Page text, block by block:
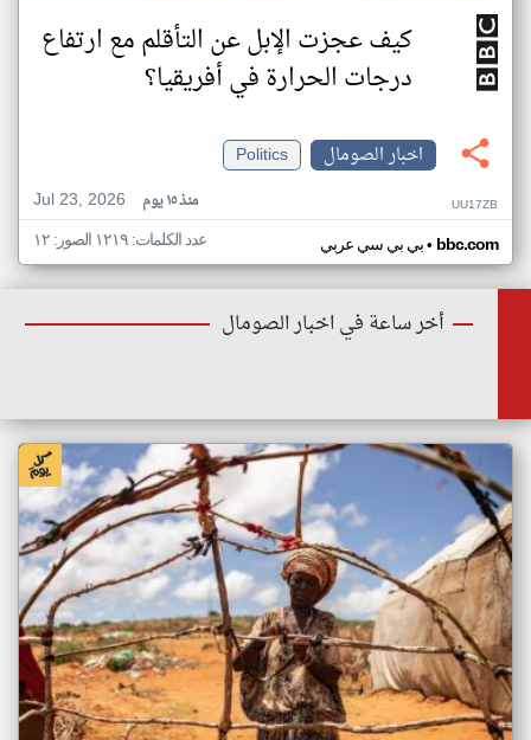
كيف عجزت الإبل عن التأقلم مع ارتفاع
درجات الحرارة في أفريقيا؟
اخبار الصومال
Politics
Jul 23, 2026
منذ ١٥ يوم UU17ZB
بي بي سي عربي• bbc.com عدد الكلمات: ١٢١٩ الصور: ١٢
أخر ساعة في اخبار الصومال